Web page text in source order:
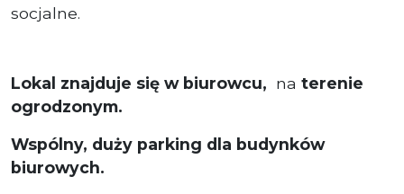
socjalne.
Lokal znajduje się w biurowcu, na terenie
ogrodzonym.
Wspólny, duży parking dla budynków
biurowych.